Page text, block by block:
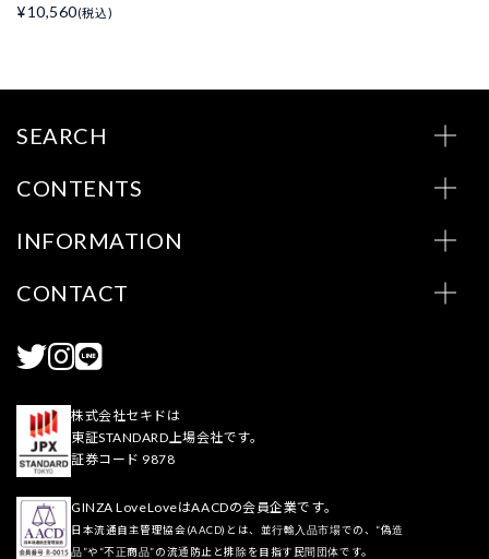
¥10,560(税込)
SEARCH
CONTENTS
INFORMATION
CONTACT
株式会社セキドは
東証STANDARD上場会社です。
証券コード 9878
GINZA LoveLoveはAACDの会員企業です。
日本流通自主管理協会(AACD)とは、並行輸入品市場での、“偽造
品”や“不正商品”の流通防止と排除を目指す民間団体です。